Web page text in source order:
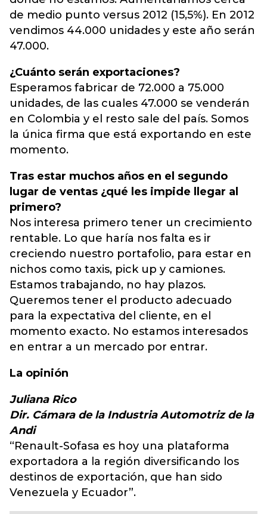
de medio punto versus 2012 (15,5%). En 2012
vendimos 44.000 unidades y este año serán
47.000.
¿Cuánto serán exportaciones?
Esperamos fabricar de 72.000 a 75.000
unidades, de las cuales 47.000 se venderán
en Colombia y el resto sale del país. Somos
la única firma que está exportando en este
momento.
Tras estar muchos años en el segundo
lugar de ventas ¿qué les impide llegar al
primero?
Nos interesa primero tener un crecimiento
rentable. Lo que haría nos falta es ir
creciendo nuestro portafolio, para estar en
nichos como taxis, pick up y camiones.
Estamos trabajando, no hay plazos.
Queremos tener el producto adecuado
para la expectativa del cliente, en el
momento exacto. No estamos interesados
en entrar a un mercado por entrar.
La opinión
Juliana Rico
Dir. Cámara de la Industria Automotriz de la
Andi
“Renault-Sofasa es hoy una plataforma
exportadora a la región diversificando los
destinos de exportación, que han sido
Venezuela y Ecuador”.